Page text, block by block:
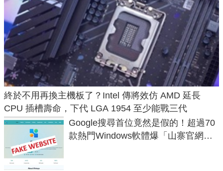
終於不用再換主機板了？Intel 傳將效仿 AMD 延長
CPU 插槽壽命，下代 LGA 1954 至少能戰三代
Google搜尋首位竟然是假的！超過70
款熱門Windows軟體爆「山寨官網」